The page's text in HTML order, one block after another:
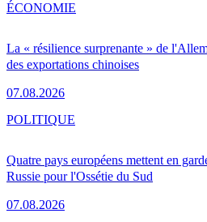
La « résilience surprenante » de
des exportations chinoises
07.08.2026
ÉCONOMIE
Quatre pays européens mettent en
Russie pour l'Ossétie du Sud
07.08.2026
POLITIQUE